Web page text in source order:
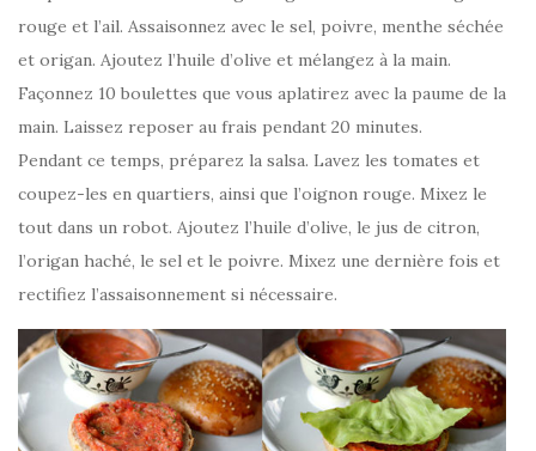
rouge et l’ail. Assaisonnez avec le sel, poivre, menthe séchée
et origan. Ajoutez l’huile d’olive et mélangez à la main.
Façonnez 10 boulettes que vous aplatirez avec la paume de la
main. Laissez reposer au frais pendant 20 minutes.
Pendant ce temps, préparez la salsa. Lavez les tomates et
coupez-les en quartiers, ainsi que l’oignon rouge. Mixez le
tout dans un robot. Ajoutez l’huile d’olive, le jus de citron,
l’origan haché, le sel et le poivre. Mixez une dernière fois et
rectifiez l’assaisonnement si nécessaire.